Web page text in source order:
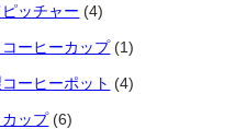
ッチャー
44個の商品
ーヒーカップ 11個の商品
ーヒーポット 44個の商品
ップ 66個の商品